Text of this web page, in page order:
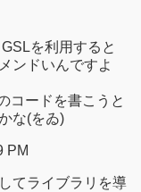
を利用すると
ンドいんですよ
コードを書こうと
な(をゐ)
PM
てライブラリを導